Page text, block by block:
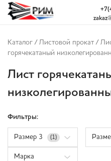
Каталог / Листовой прокат /
горячекатаный
Лист
Фильтры:
Размер 3 (1)
Марка